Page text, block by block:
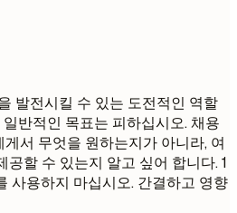
발전시킬 수 있는 도전적인 역할
반적인 목표는 피하십시오. 채용
서 무엇을 원하는지가 아니라, 여
공할 수 있는지 알고 싶어 합니다. 1
사용하지 마십시오. 간결하고 영향